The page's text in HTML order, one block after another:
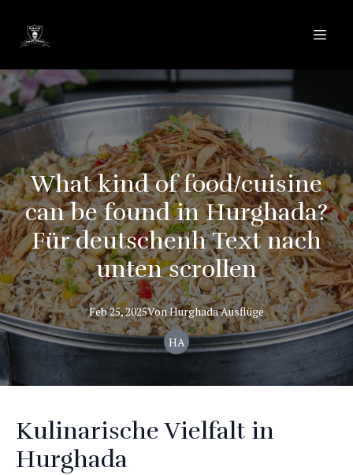
What kind of food/cuisine
can be found in Hurghada?
Für deutschenh Text nach
unten scrollen
Feb 25, 2025VonHurghadaAusflüge
HA
Kulinarische Vielfalt in
Hurghada